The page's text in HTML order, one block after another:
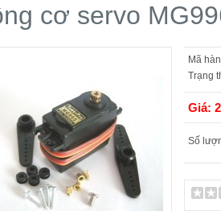
cơ servo
Mã
Trạng
Giá:
Số